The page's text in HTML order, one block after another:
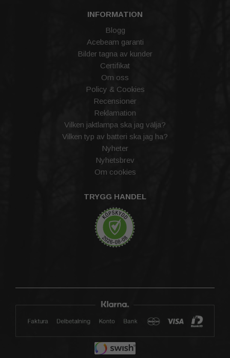
INFORMATION
Blogg
Acebeam garanti
Bilder tagna av kunder
Certifikat
Om oss
Policy & Cookies
Recensioner
Reklamation
Vilken jaktlampa ska jag välja?
Vilken typ av batteri ska jag ha?
Nyheter
Nyhetsbrev
Om cookies
TRYGG HANDEL